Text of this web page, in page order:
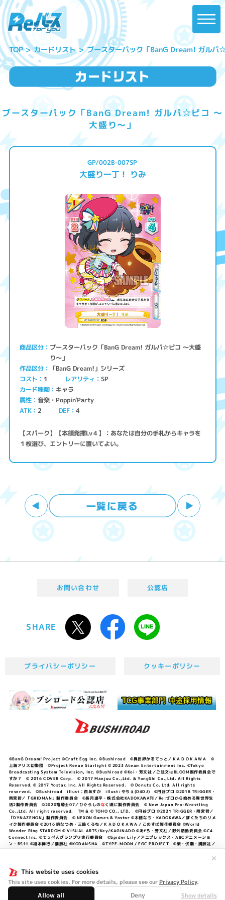
This website uses cookies
This site uses cookies. For more details, please see our Privacy Policy.
Allow all Deny Show details
✕
TOP カードリスト ブースターパック「BanG Dream! ガルパ
ブースターパック「BanG Dream! ガルパ☆ピコ ～
大盛り～」
GP/002B-007SP
大盛り一丁！ りみ
商品区分 ブースターパック「BanG Dream! ガルパ☆ピコ ～大盛
り～」
作品区分 「BanG Dream!」シリーズ
コスト 1 レアリティ SP
カード種類 キャラ
属性 音楽・Poppin'Party
ATK 2 DEF 4
【スパーク】【本領発揮Lv４】：あなたは自分の手札からキャラを
１枚選び、エントリーに置いてよい。
お問い合わせ 公認店
SHARE
プライバシーポリシー クッキーポリシー
©BanG Dream! Project ©Craft Egg Inc. ©Bushiroad ©異世界かるてっと／ＫＡＤＯＫＡＷＡ ©
上海アリス幻樂団 ©Project Revue Starlight © 2023 Ateam Entertainment Inc. ©Tokyo
Broadcasting System Television, Inc. ©Bushiroad ©Koi・芳文社／ご注文はBLOOM製作委員会で
すか？ © 2016 COVER Corp. © 2017 Manjuu Co.,Ltd. & YongShi Co.,Ltd. All Rights
Reserved. © 2017 Yostar, Inc. All Rights Reserved. © Donuts Co. Ltd. All rights
reserved. ©Bushiroad illust：西あすか illust: やちぇ(D4DJ) ©円谷プロ ©2018 TRIGGER・
雨宮哲／「GRIDMAN」製作委員会 ©長月達平・株式会社KADOKAWA刊／Re:ゼロから始める異世界生
活2製作委員会 ©2020竜騎士07／ひぐらしのなく頃に製作委員会 © New Japan Pro-Wrestling
Co.,Ltd. All right reserved. TM & © TOHO CO., LTD. ©円谷プロ ©2021 TRIGGER・雨宮哲／
「DYNAZENON」製作委員会 © NEXON Games & Yostar ©木緒なち・KADOKAWA／ぼくたちのリメ
イク製作委員会 ©2016 暁なつめ・三嶋くろね／ＫＡＤＯＫＡＷＡ／このすば製作委員会 ©World
Wonder Ring STARDOM © VISUAL ARTS/Key/KAGINADO ©あfろ・芳文社／野外活動委員会 ©C4
Connect Inc. ©てっぺんグランプリ実行委員会 ©Spider Lily／アニプレックス・ABCアニメーショ
ン・BS11 ©福本伸行／講談社 ®KODANSHA ©TYPE-MOON / FGC PROJECT ©柴・伏瀬・講談社／
©中村力斗・野澤ゆき子／集英社・君のことが大大大大大好きな製作委員会 ©IIS-P／ぽんのみち製作委
員会 ©円谷プロ ©2023 TRIGGER・雨宮哲／「劇場版グリッドマンユニバース」製作委員会 © NEXON
Games／アビドス商店街 ©プロジェクトラブライブ！蓮ノ空女学院スクールアイドルクラブ ©「勇気爆
発バーンブレイバーン」製作委員会